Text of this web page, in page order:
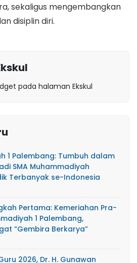
sekaligus mengembangkan
disiplin diri.
pada halaman Ekskul
1 Palembang: Tumbuh dalam
SMA Muhammadiyah
Terbanyak se-Indonesia
Pertama: Kemeriahan Pra-
1 Palembang,
“Gembira Berkarya”
2026, Dr. H. Gunawan